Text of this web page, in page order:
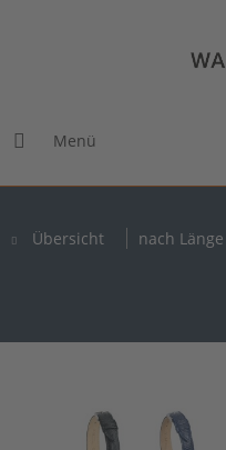
Menü
Übersicht nach Länge